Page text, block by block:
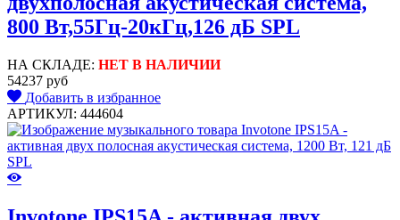
800 Bт,55Гц-20кГц,126 дБ SPL
НА СКЛАДЕ: НЕТ В НАЛИЧИИ
54237 руб
Добавить в избранное
АРТИКУЛ: 444604